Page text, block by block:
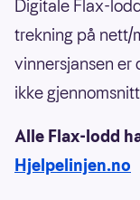
Digitale Flax-
trekning på nett/
vinnersjansen er
ikke
Alle Flax-lodd
Hjelpelinjen.no